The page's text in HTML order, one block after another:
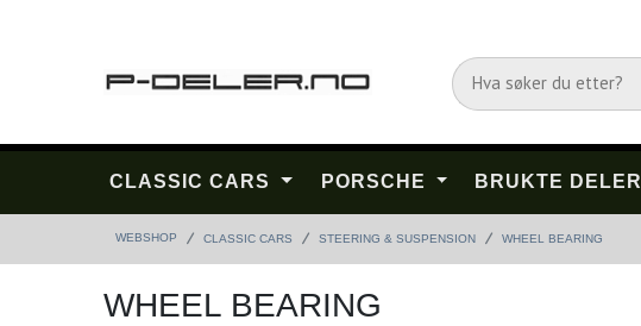
CLASSIC CARS PORSCHE BRUKTE DELER
WEBSHOP CLASSIC CARS STEERING & SUSPENSION WHEEL BEARING
WHEEL BEARING